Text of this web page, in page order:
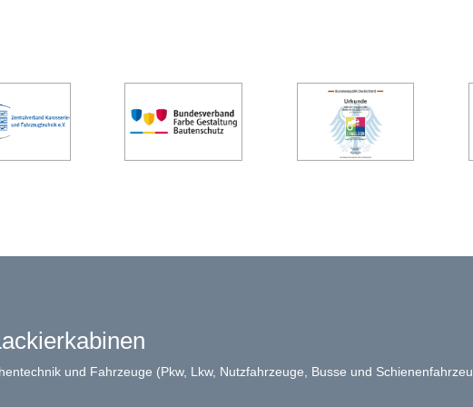
und Fahrzeuge (Pkw, Lkw, Nutzfahrzeuge, Busse und